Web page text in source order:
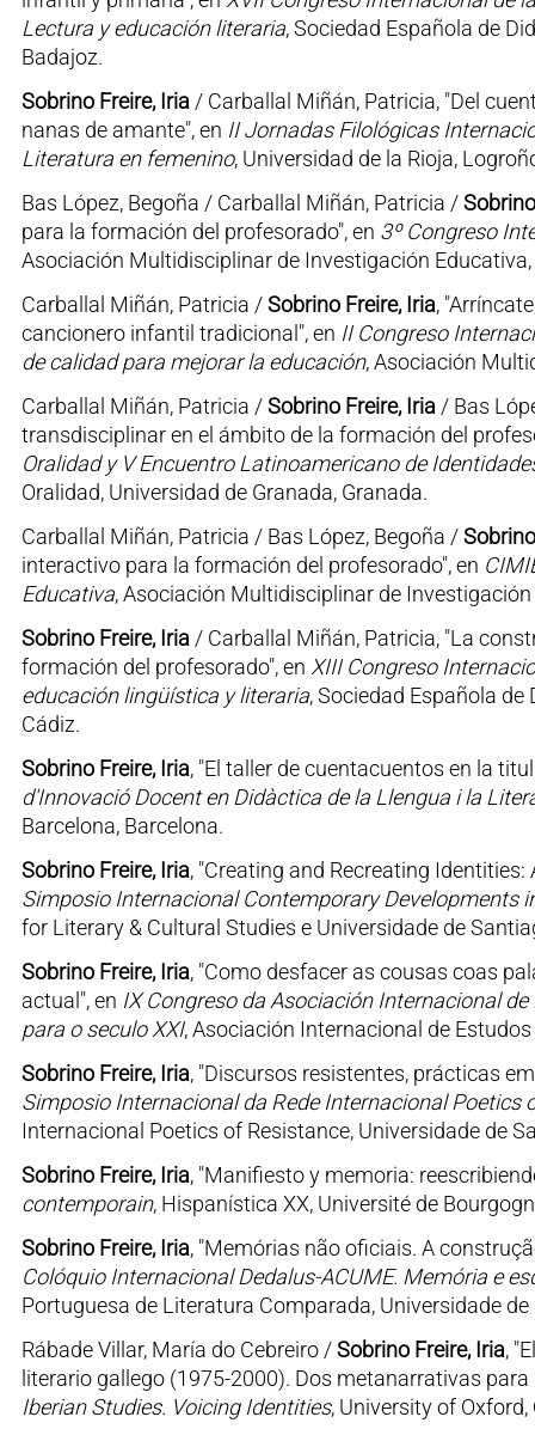
Lectura y educación literaria, Sociedad Española de
Badajoz.
Sobrino Freire, Iria / Carballal Miñán, Patricia, "Del
nanas de amante", en II Jornadas Filológicas
Literatura en femenino, Universidad de la Rioja,
Bas López, Begoña / Carballal Miñán, Patricia /
para la formación del profesorado", en 3º Congreso
Asociación Multidisciplinar de Investigación Educativa,
Carballal Miñán, Patricia /Sobrino Freire, Iria,
cancionero infantil tradicional", en II Congreso
de calidad para mejorar la educación, Asociación
Carballal Miñán, Patricia /Sobrino Freire, Iria / Bas
transdisciplinar en el ámbito de la formación del
Oralidad y V Encuentro Latinoamericano de
Oralidad, Universidad de Granada, Granada.
Carballal Miñán, Patricia / Bas López, Begoña /
interactivo para la formación del profesorado", en
Educativa, Asociación Multidisciplinar de
Sobrino Freire, Iria / Carballal Miñán, Patricia, "La
formación del profesorado", en XIII Congreso
educación lingüística y literaria, Sociedad Española
Cádiz.
Sobrino Freire, Iria, "El taller de cuentacuentos en la
d'Innovació Docent en Didàctica de la Llengua i la
Barcelona, Barcelona.
Sobrino Freire, Iria, "Creating and Recreating
Simposio Internacional Contemporary Developments
for Literary & Cultural Studies e Universidade de
Sobrino Freire, Iria, "Como desfacer as cousas coas
actual", en IX Congreso da Asociación Internacional
para o seculo XXI, Asociación Internacional de
Sobrino Freire, Iria, "Discursos resistentes, prácticas
Simposio Internacional da Rede Internacional Poetics
Internacional Poetics of Resistance, Universidade de
Sobrino Freire, Iria, "Manifiesto y memoria:
contemporain, Hispanística XX, Université de
Sobrino Freire, Iria, "Memórias não oficiais. A
Colóquio Internacional Dedalus-ACUME. Memória e
Portuguesa de Literatura Comparada, Universidade
Rábade Villar, María do Cebreiro /Sobrino Freire, Iria,
literario gallego (1975-2000). Dos metanarrativas
Iberian Studies. Voicing Identities, University of